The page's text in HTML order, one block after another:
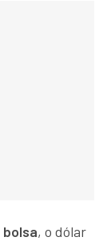
bolsa, o dólar